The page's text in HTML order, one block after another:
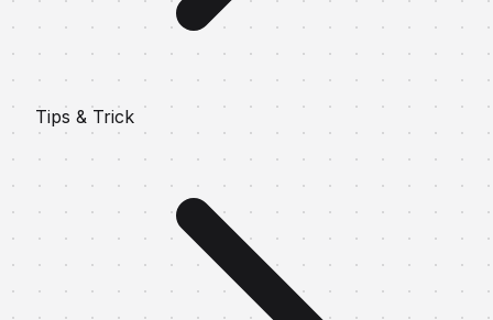
Tips & Trick